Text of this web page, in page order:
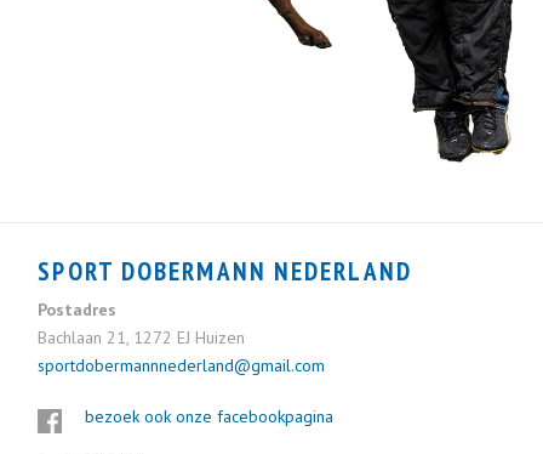
SPORT DOBERMANN NEDERLAND
Postadres
Bachlaan 21, 1272 EJ Huizen
sportdobermannnederland@gmail.com
bezoek ook onze facebookpagina